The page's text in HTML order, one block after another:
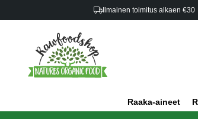
Ilmainen toimitus alkaen €30
Raaka-aineet